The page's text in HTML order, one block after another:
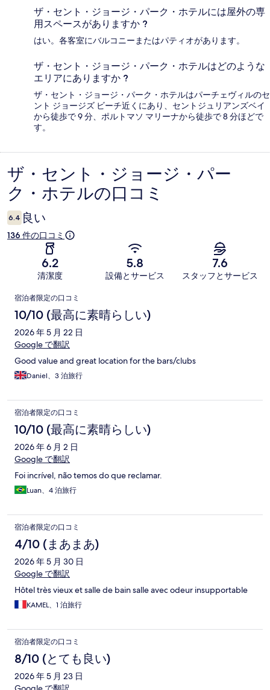
ザ・セント・ジョージ・パーク・ホテルには屋外の専
用スペースがありますか ?
はい。各客室にバルコニーまたはパティオがあります。
ザ・セント・ジョージ・パーク・ホテルはどのような
エリアにありますか ?
ザ・セント・ジョージ・パーク・ホテルはパーチェヴィルのセ
ント ジョージズ ビーチ近くにあり、セントジュリアンズベイ
から徒歩で 9 分、ポルトマソ マリーナから徒歩で 8 分ほどで
す。
口
コ
ミ
ザ・セント・ジョージ・パー
ク・ホテルの口コミ
6.4 良い
136 件の口コミ
6.2
清潔度
5.8
設備とサービス
7.6
スタッフとサービス
口
コ
ミ
宿泊者限定の口コミ
10/10 (最高に素晴らしい)
2026 年 5 月 22 日
Google で翻訳
Good value and great location for the bars/clubs
Daniel、3 泊旅行
宿泊者限定の口コミ
10/10 (最高に素晴らしい)
2026 年 6 月 2 日
Google で翻訳
Foi incrível, não temos do que reclamar.
Luan、4 泊旅行
宿泊者限定の口コミ
4/10 (まあまあ)
2026 年 5 月 30 日
Google で翻訳
Hôtel très vieux et salle de bain salle avec odeur insupportable
KAMEL、1 泊旅行
宿泊者限定の口コミ
8/10 (とても良い)
2026 年 5 月 23 日